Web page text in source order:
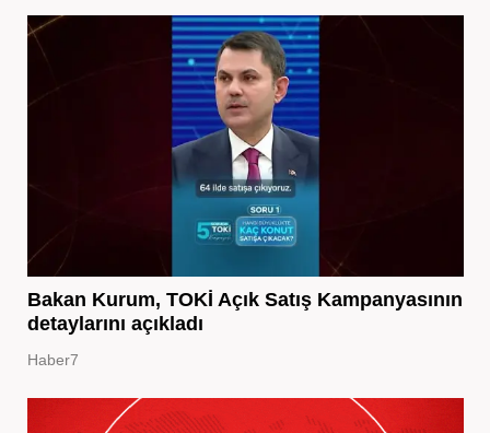
Bakan Kurum, TOKİ Açık Satış Kampanyasının
detaylarını açıkladı
Haber7